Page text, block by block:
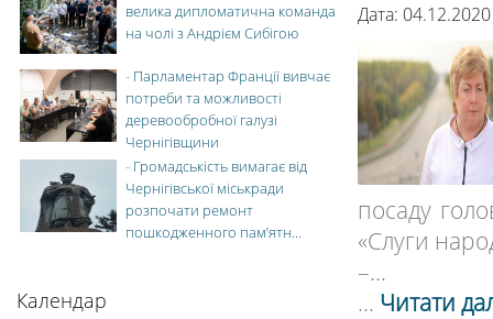
Дата:
посаду
«Слуги
–...
... Читати
велика дипломатична команда
на чолі з Андрієм Сибігою
- Парламентар Франції вивчає
потреби та можливості
деревообробної галузі
Чернігівщини
- Громадськість вимагає від
Чернігівської міськради
розпочати ремонт
пошкодженного пам’ятн...
Календар